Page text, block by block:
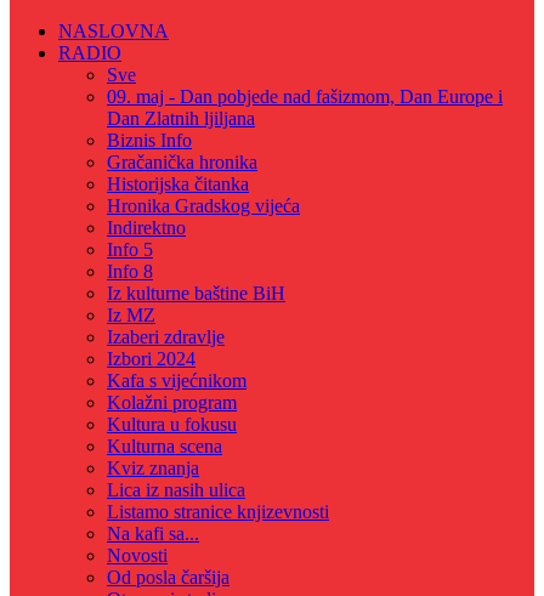
NASLOVNA
RADIO
Sve
09. maj - Dan pobjede nad fašizmom, Dan Europe i
Dan Zlatnih ljiljana
Biznis Info
Gračanička hronika
Historijska čitanka
Hronika Gradskog vijeća
Indirektno
Info 5
Info 8
Iz kulturne baštine BiH
Iz MZ
Izaberi zdravlje
Izbori 2024
Kafa s vijećnikom
Kolažni program
Kultura u fokusu
Kulturna scena
Kviz znanja
Lica iz nasih ulica
Listamo stranice knjizevnosti
Na kafi sa...
Novosti
Od posla čaršija